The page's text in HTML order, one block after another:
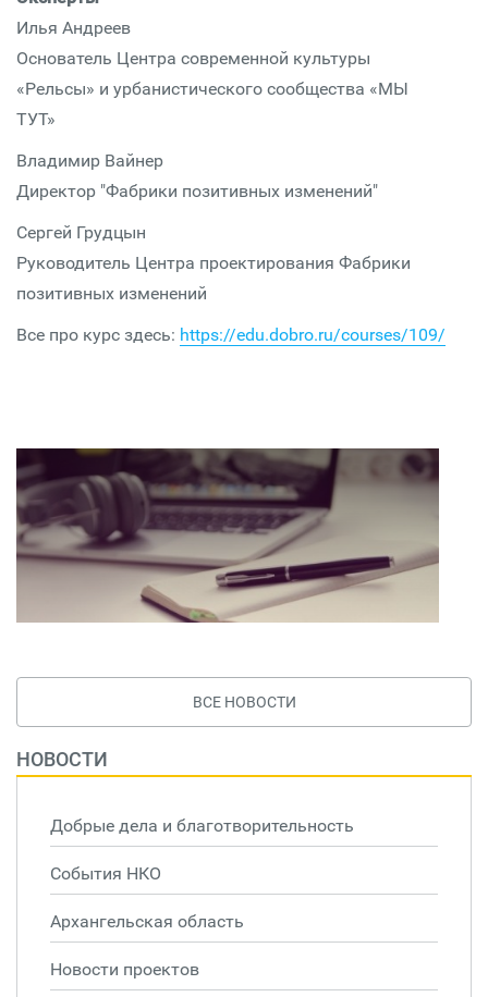
Илья Андреев
Основатель Центра современной культуры
«Рельсы» и урбанистического сообщества «МЫ
ТУТ»
Владимир Вайнер
Директор "Фабрики позитивных изменений"
Сергей Грудцын
Руководитель Центра проектирования Фабрики
позитивных изменений
Все про курс здесь: https://edu.dobro.ru/courses/109/
ВСЕ НОВОСТИ
НОВОСТИ
Добрые дела и благотворительность
События НКО
Архангельская область
Новости проектов